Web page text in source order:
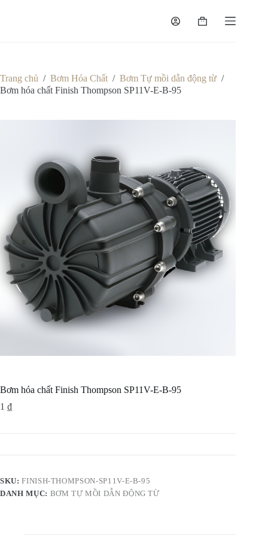
Giỏ
Trang chủ / Bơm Hóa Chất / Bơm Tự mồi dẫn động từ /
Bơm hóa chất Finish Thompson SP11V-E-B-95
Bơm hóa chất Finish Thompson SP11V-E-B-95
1 ₫
SKU:FINISH-THOMPSON-SP11V-E-B-95
DANH MỤC: BƠM TỰ MỒI DẪN ĐỘNG TỪ